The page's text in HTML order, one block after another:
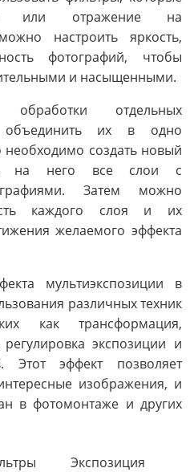
или отражение на
настроить яркость,
фотографий, чтобы
и насыщенными.
отдельных
объединить их в одно
необходимо создать новый
на него все слои с
Затем можно
каждого слоя и их
желаемого эффекта
мультиэкспозиции в
различных техник
как трансформация,
экспозиции и
Этот эффект позволяет
изображения, и
в фотомонтаже и других
Экспозиция